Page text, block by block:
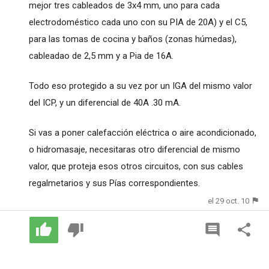
mejor tres cableados de 3x4 mm, uno para cada
electrodoméstico cada uno con su PIA de 20A) y el C5,
para las tomas de cocina y baños (zonas húmedas),
cableadao de 2,5 mm y a Pia de 16A.
Todo eso protegido a su vez por un IGA del mismo valor
del ICP, y un diferencial de 40A .30 mA.
Si vas a poner calefacción eléctrica o aire acondicionado,
o hidromasaje, necesitaras otro diferencial de mismo
valor, que proteja esos otros circuitos, con sus cables
regalmetarios y sus Pías correspondientes.
el 29 oct. 10